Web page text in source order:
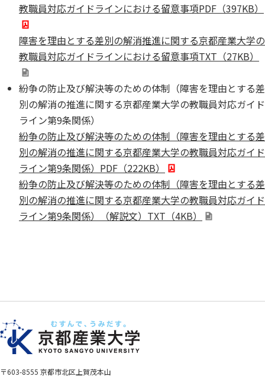
教職員対応ガイドラインにおける留意事項PDF（397KB）
障害を理由とする差別の解消推進に関する京都産業大学の
教職員対応ガイドラインにおける留意事項TXT（27KB）
紛争の防止及び解決等のための体制（障害を理由とする差
別の解消の推進に関する京都産業大学の教職員対応ガイド
ライン第9条関係）
紛争の防止及び解決等のための体制（障害を理由とする差
別の解消の推進に関する京都産業大学の教職員対応ガイド
ライン第9条関係）PDF（222KB）
紛争の防止及び解決等のための体制（障害を理由とする差
別の解消の推進に関する京都産業大学の教職員対応ガイド
ライン第9条関係）（解説文）TXT（4KB）
〒603-8555 京都市北区上賀茂本山